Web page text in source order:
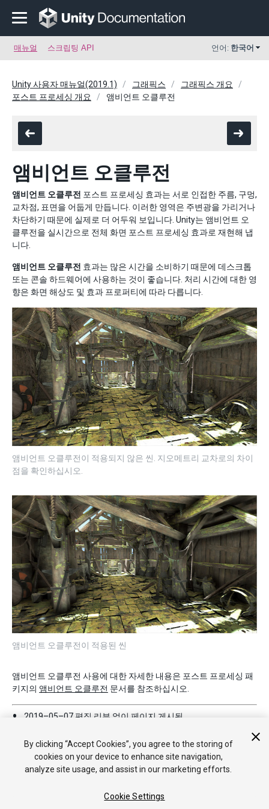
매뉴얼 스크립팅 API 언어: 한국어
Unity 사용자 매뉴얼(2019.1) 그래픽스
그래픽스 개요
포스트 프로세싱 개요
앰비언트 오클루전
앰비언트 오클루전
앰비언트 오클루전 포스트 프로세싱 효과는 서로 인접한 주름, 구멍,
교차점, 표면을 어둡게 만듭니다. 이러한 영역은 주변광을 가리거나
차단하기 때문에 실제로 더 어두워 보입니다. Unity는 앰비언트 오
클루전을 실시간으로 전체 화면 포스트 프로세싱 효과로 재현해 냅
니다.
앰비언트 오클루전 효과는 많은 시간을 소비하기 때문에 데스크톱
또는 콘솔 하드웨어에 사용하는 것이 좋습니다. 처리 시간에 대한 영
향은 화면 해상도 및 효과 프로퍼티에 따라 다릅니다.
앰비언트 오클루전이 적용되지 않은 씬. 지오메트리 교차로의 차이
점을 확인하십시오.
앰비언트 오클루전이 적용된 씬
앰비언트 오클루전 사용에 대한 자세한 내용은 포스트 프로세싱 패
키지의 앰비언트 오클루전 문서를 참조하십시오.
2019–05–07편집 리뷰 없이 페이지 게시됨
By clicking “Accept Cookies”, you agree to the storing of
cookies on your device to enhance site navigation,
analyze site usage, and assist in our marketing efforts.
Cookie Settings